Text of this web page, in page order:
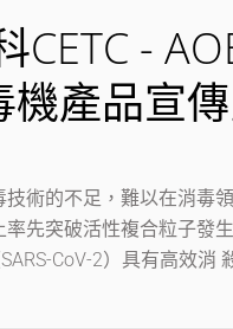
CETC -
機產品宣傳
術的不足，難以在消毒
率先突破活性複合粒子發
CoV-2）具有高效消